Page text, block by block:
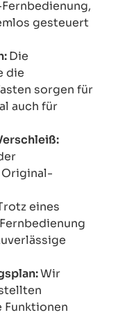
gesteuert
Die
die
sorgen für
auch für
Original-
eines
Wir
Funktionen